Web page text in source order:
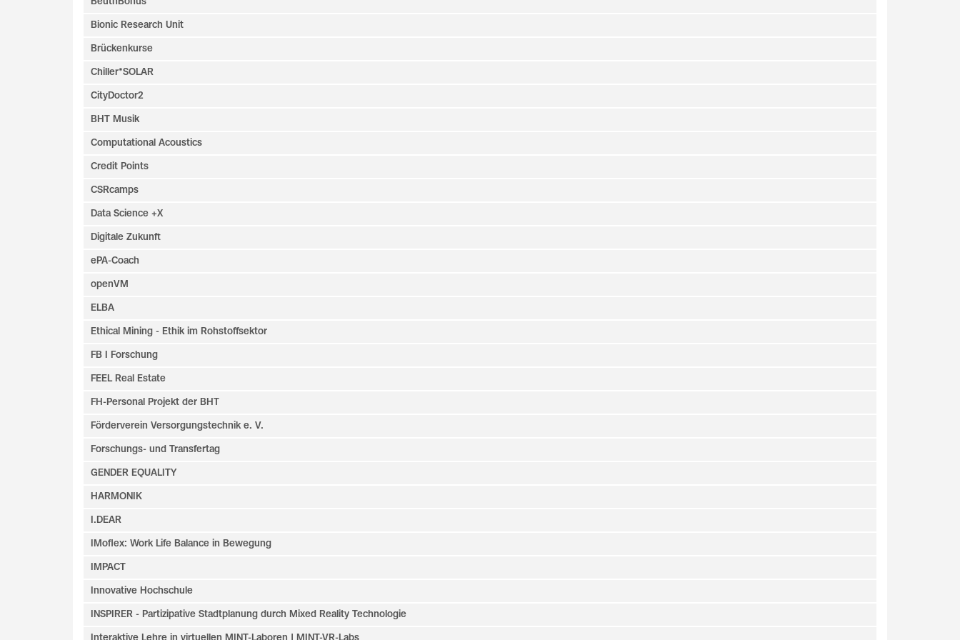
Bionic Research Unit
Brückenkurse
Chiller*SOLAR
CityDoctor2
BHT Musik
Computational Acoustics
Credit Points
CSRcamps
Data Science +X
Digitale Zukunft
ePA-Coach
openVM
ELBA
Ethical Mining - Ethik im Rohstoffsektor
FB I Forschung
FEEL Real Estate
FH-Personal Projekt der BHT
Förderverein Versorgungstechnik e. V.
Forschungs- und Transfertag
GENDER EQUALITY
HARMONIK
I.DEAR
IMoflex: Work Life Balance in Bewegung
IMPACT
Innovative Hochschule
INSPIRER - Partizipative Stadtplanung durch Mixed Reality Technologie